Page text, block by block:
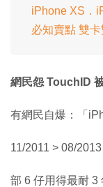
iPhone XS．
必知賣點 雙
網民怨 TouchID
有網民自爆：「
11/2011 > 08/
部 6 仔用得最耐 3